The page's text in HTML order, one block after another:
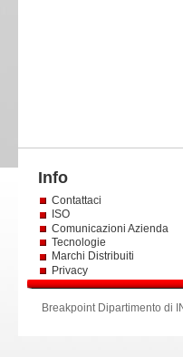
Info
Contattaci
ISO
Comunicazioni Azienda
Tecnologie
Marchi Distribuiti
Privacy
Breakpoint Dipartimento di